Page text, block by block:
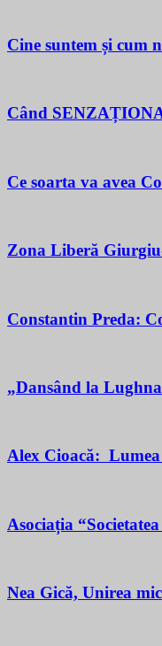
Cine suntem și cum
Când
Ce soarta va avea
Zona Liberă
Constantin Preda:
„Dansând la
Alex Cioacă: Lumea
Asociația
Nea Gică, Unirea